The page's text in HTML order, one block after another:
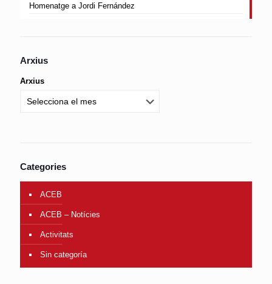
Homenatge a Jordi Fernández
Arxius
Arxius
Categories
ACEB
ACEB – Notícies
Activitats
Sin categoría